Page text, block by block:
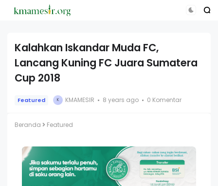
Kalahkan Iskandar Muda FC,
Lancang Kuning FC Juara Sumatera
Cup 2018
Featured K KMAMESIR 8 years ago 0 Komentar
Beranda Featured